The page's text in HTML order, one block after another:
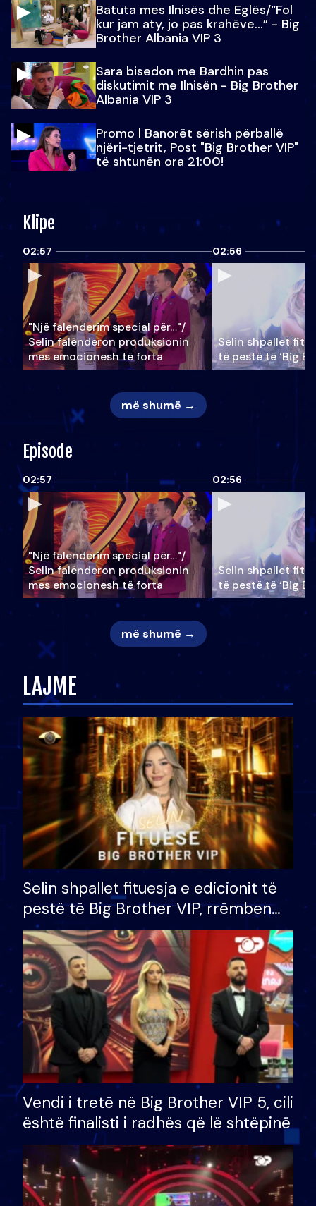
Batuta mes Ilnisës dhe Eglës/“Fol
kur jam aty, jo pas krahëve…” - Big
Brother Albania VIP 3
Sara bisedon me Bardhin pas
diskutimit me Ilnisën - Big Brother
Albania VIP 3
Promo l Banorët sërish përballë
njëri-tjetrit, Post "Big Brother VIP"
të shtunën ora 21:00!
Klipe
02:57
"Një falenderim special për…"/
Selin falënderon produksionin
mes emocionesh të forta
02:56
Selin shpallet
të pestë të ‘Big
më shumë →
Episode
02:57
"Një falenderim special për…"/
Selin falënderon produksionin
mes emocionesh të forta
02:56
Selin shpallet
të pestë të ‘Big
më shumë →
LAJME
Selin shpallet fituesja e edicionit të
pestë të Big Brother VIP, rrëmben
çmimin e madh prej 100 mijë eurosh
Vendi i tretë në Big Brother VIP 5, cili
është finalisti i radhës që lë shtëpinë